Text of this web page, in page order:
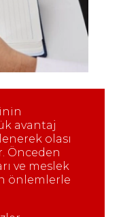
avantaj
olası
Önceden
ve meslek
önlemlerle